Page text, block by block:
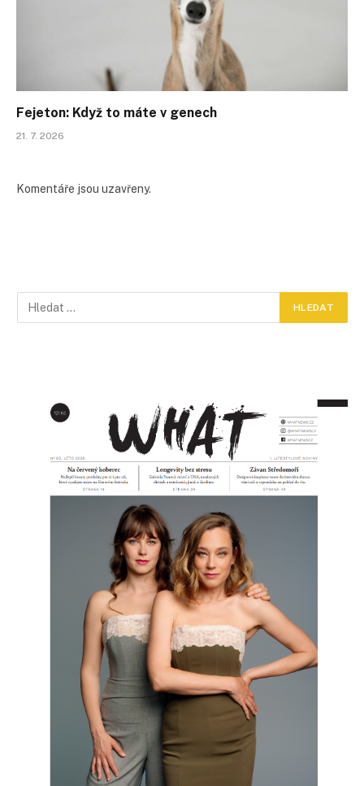
Fejeton: Když to máte v genech
21. 7. 2026
Komentáře jsou uzavřeny.